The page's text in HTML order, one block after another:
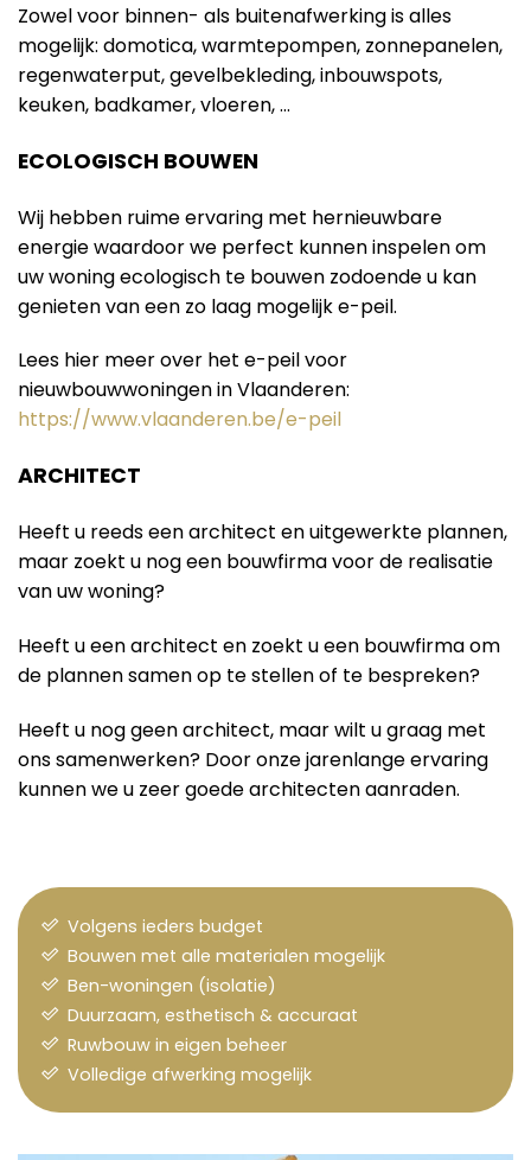
Zowel voor binnen- als buitenafwerking is alles
mogelijk: domotica, warmtepompen, zonnepanelen,
regenwaterput, gevelbekleding, inbouwspots,
keuken, badkamer, vloeren, …
ECOLOGISCH BOUWEN
Wij hebben ruime ervaring met hernieuwbare
energie waardoor we perfect kunnen inspelen om
uw woning ecologisch te bouwen zodoende u kan
genieten van een zo laag mogelijk e-peil.
Lees hier meer over het e-peil voor
nieuwbouwwoningen in Vlaanderen:
https://www.vlaanderen.be/e-peil
ARCHITECT
Heeft u reeds een architect en uitgewerkte plannen,
maar zoekt u nog een bouwfirma voor de realisatie
van uw woning?
Heeft u een architect en zoekt u een bouwfirma om
de plannen samen op te stellen of te bespreken?
Heeft u nog geen architect, maar wilt u graag met
ons samenwerken? Door onze jarenlange ervaring
kunnen we u zeer goede architecten aanraden.
Volgens ieders budget
Bouwen met alle materialen mogelijk
Ben-woningen (isolatie)
Duurzaam, esthetisch & accuraat
Ruwbouw in eigen beheer
Volledige afwerking mogelijk